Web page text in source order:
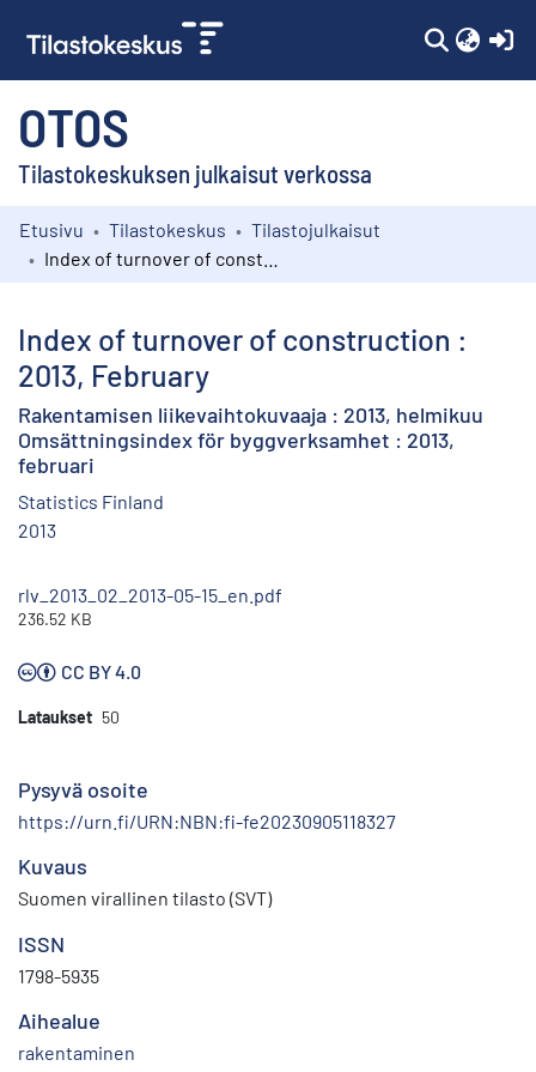
OTOS
Tilastokeskuksen julkaisut verkossa
Kokoelmat
Etusivu Tilastokeskus
Tilastojulkaisut
Index of turnover of construction :
2013, February
Rakentamisen liikevaihtokuvaaja : 2013, helmikuu
Omsättningsindex för byggverksamhet : 2013,
februari
Statistics Finland
2013
rlv_2013_02_2013-05-15_en.pdf
236.52 KB
CC BY 4.0
Lataukset 50
Pysyvä osoite
https://urn.fi/URN:NBN:fi-fe20230905118327
Kuvaus
Suomen virallinen tilasto (SVT)
ISSN
1798-5935
Aihealue
rakentaminen